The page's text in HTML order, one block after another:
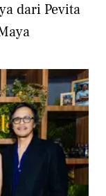
dari Pevita